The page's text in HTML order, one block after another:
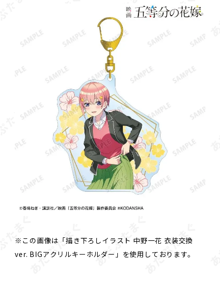
※この画像は「描き下ろしイラスト 中野一花 衣装交換
ver. BIGアクリルキーホルダー」を使用しております。